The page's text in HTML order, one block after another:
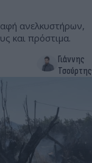
ανελκυστήρων,
και πρόστιμα.
Γιάννης
Τσούρτης